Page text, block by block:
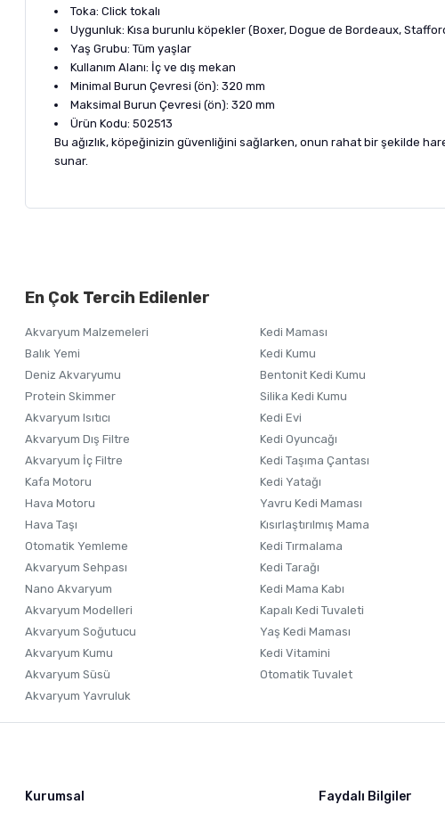
Toka: Click tokalı
Uygunluk: Kısa burunlu köpekler (Boxer, Dogue de Bordeaux,
Yaş Grubu: Tüm yaşlar
Kullanım Alanı: İç ve dış mekan
Minimal Burun Çevresi (ön): 320 mm
Maksimal Burun Çevresi (ön): 320 mm
Ürün Kodu: 502513
Bu ağızlık, köpeğinizin güvenliğini sağlarken, onun rahat bir şekilde
sunar.
Ürün açıklamasında eksik bilgiler bulunuyor.
Ürün fiyatı diğer sitelerden daha pahalı.
Bu ürüne benzer farklı alternatifler olmalı.
En Çok Tercih Edilenler
Akvaryum Malzemeleri
Balık Yemi
Deniz Akvaryumu
Protein Skimmer
Akvaryum Isıtıcı
Akvaryum Dış Filtre
Akvaryum İç Filtre
Kafa Motoru
Hava Motoru
Hava Taşı
Otomatik Yemleme
Akvaryum Sehpası
Nano Akvaryum
Akvaryum Modelleri
Akvaryum Soğutucu
Akvaryum Kumu
Akvaryum Süsü
Akvaryum Yavruluk
Kedi Maması
Kedi Kumu
Bentonit Kedi Kumu
Silika Kedi Kumu
Kedi Evi
Kedi Oyuncağı
Kedi Taşıma Çantası
Kedi Yatağı
Yavru Kedi Maması
Kısırlaştırılmış Mama
Kedi Tırmalama
Kedi Tarağı
Kedi Mama Kabı
Kapalı Kedi Tuvaleti
Yaş Kedi Maması
Kedi Vitamini
Otomatik Tuvalet
Kurumsal Faydalı Bilgiler